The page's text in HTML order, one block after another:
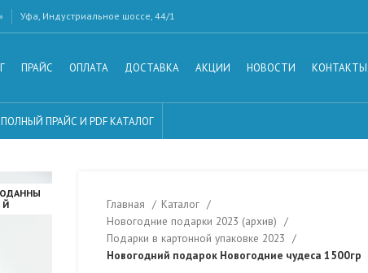
Уфа, Индустриальное шоссе, 44/1
ПРАЙС ОПЛАТА ДОСТАВКА АКЦИИ НОВОСТИ КОНТАКТЫ
ПОЛНЫЙ ПРАЙС И PDF КАТАЛОГ
Й
Главная
Каталог
Новогодние подарки 2023 (архив)
Подарки в картонной упаковке 2023
Новогодний подарок Новогодние чудеса 1500гр